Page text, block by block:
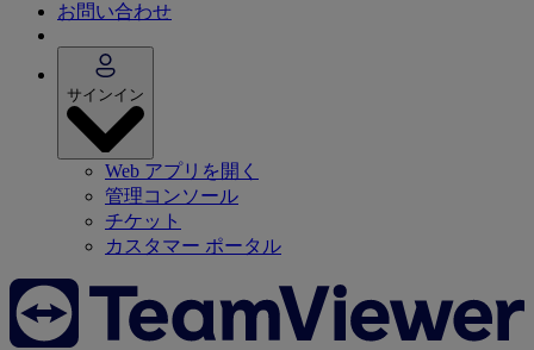
お問い合わせ
サインイン
Web アプリを開く
管理コンソール
チケット
カスタマー ポータル